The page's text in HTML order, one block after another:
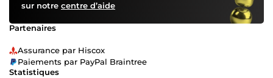
sur notre centre d’aide
Partenaires
Assurance par Hiscox
Paiements par PayPal Braintree
Statistiques